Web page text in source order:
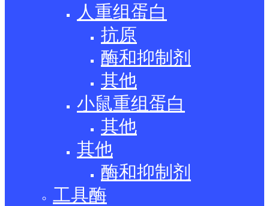
人重组蛋白
抗原
酶和抑制剂
其他
小鼠重组蛋白
其他
其他
酶和抑制剂
工具酶